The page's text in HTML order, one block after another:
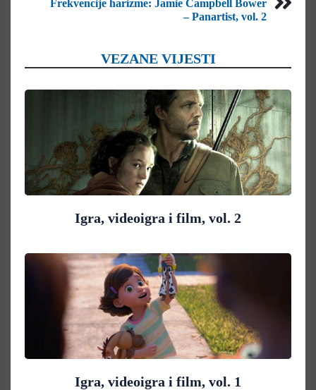
Frekvencije harizme: Jamie Campbell Bower
– Panartist, vol. 2
VEZANE VIJESTI
Igra, videoigra i film, vol. 2
Igra, videoigra i film, vol. 1